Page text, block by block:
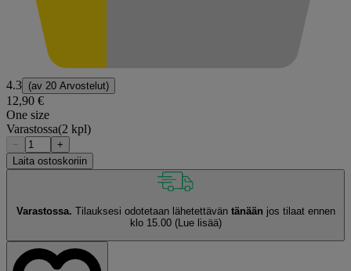
4.3 (av 20 Arvostelut)
12,90 €
One size
Varastossa(2 kpl)
−
+
Laita ostoskoriin
Varastossa. Tilauksesi odotetaan lähetettävän tänään jos tilaat ennen
klo 15.00 (Lue lisää)